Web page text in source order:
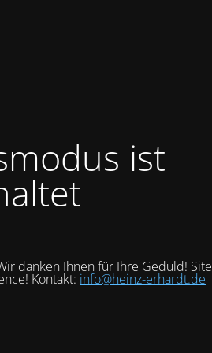
ist
danken Ihnen für Ihre Geduld! Site
Kontakt: info@heinz-erhardt.de